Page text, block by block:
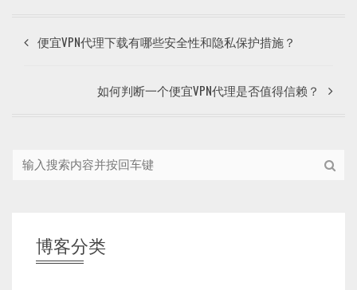
便宜VPN代理下载有哪些安全性和隐私保护措施？
如何判断一个便宜VPN代理是否值得信赖？
博客分类